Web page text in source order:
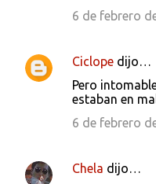
6 de febrero
Ciclope dijo…
Pero
estaban en
6 de febrero
Chela dijo…